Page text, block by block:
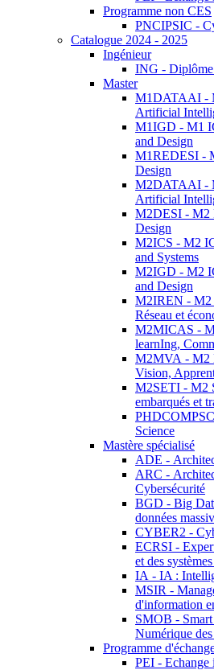
Programme non CES
PNCIPSIC -
Catalogue 2024 - 2025
Ingénieur
ING -
Master
M1DATAAI -
Artificial
M1IGD - M1
and Design
M1REDESI -
Design
M2DATAAI -
Artificial
M2DESI - M2
Design
M2ICS - M2
and Systems
M2IGD - M2
and Design
M2IREN - M2
Réseau et
M2MICAS -
learnIng,
M2MVA - M2
Vision,
M2SETI - M2
embarqués et
Science
Mastère spécialisé
ADE -
ARC -
Cybersécurité
BGD - Big
données
CYBER2 -
ECRSI -
et des
IA - IA :
MSIR -
d'information
SMOB -
Numérique
Programme
PEI - Echange